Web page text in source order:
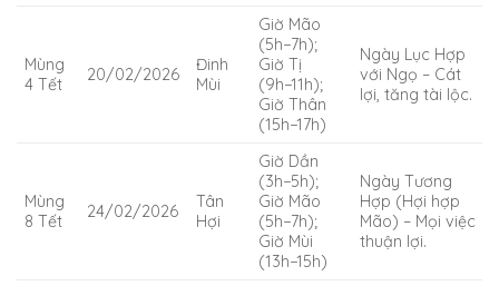
Mùng
4 Tết
20/02/2026
Đinh
Mùi
Giờ Mão
(5h−7h);
Giờ Tị
(9h−11h);
Giờ Thân
(15h−17h)
Ngày Lục Hợp
với Ngọ – Cát
lợi, tăng tài lộc.
Mùng
8 Tết
24/02/2026
Tân
Hợi
Giờ Dần
(3h−5h);
Giờ Mão
(5h−7h);
Giờ Mùi
(13h−15h)
Ngày Tương
Hợp (Hợi hợp
Mão) – Mọi việc
thuận lợi.